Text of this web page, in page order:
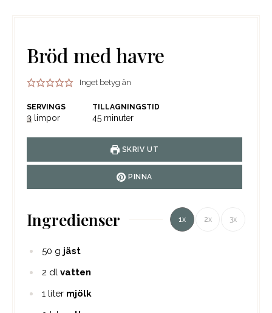
Bröd med havre
Inget betyg än
SERVINGS
3 limpor
TILLAGNINGSTID
45minuter
minuter
SKRIV UT
PINNA
Ingredienser 1x 2x 3x
50 g jäst
2 dl vatten
1 liter mjölk